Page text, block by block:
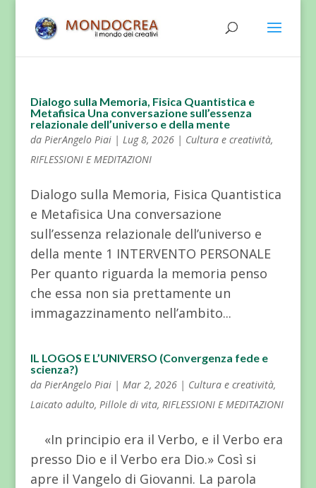
Dialogo sulla Memoria, Fisica Quantistica e
Metafisica Una conversazione sull’essenza
relazionale dell’universo e della mente
da PierAngelo Piai| Lug 8, 2026| Cultura e creatività,
RIFLESSIONI E MEDITAZIONI
Dialogo sulla Memoria, Fisica Quantistica
e Metafisica Una conversazione
sull’essenza relazionale dell’universo e
della mente 1 INTERVENTO PERSONALE
Per quanto riguarda la memoria penso
che essa non sia prettamente un
immagazzinamento nell’ambito...
IL LOGOS E L’UNIVERSO (Convergenza fede e
scienza?)
da PierAngelo Piai| Mar 2, 2026| Cultura e creatività,
Laicato adulto, Pillole di vita, RIFLESSIONI E MEDITAZIONI
«In principio era il Verbo, e il Verbo era
presso Dio e il Verbo era Dio.» Così si
apre il Vangelo di Giovanni. La parola